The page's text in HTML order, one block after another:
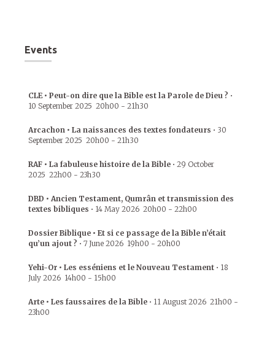
Events
CLE • Peut-on dire que la Bible est la Parole de Dieu ? •
10 September 2025 20h00 - 21h30
Arcachon • La naissances des textes fondateurs • 30
September 2025 20h00 - 21h30
RAF • La fabuleuse histoire de la Bible • 29 October
2025 22h00 - 23h30
DBD • Ancien Testament, Qumrân et transmission des
textes bibliques • 14 May 2026 20h00 - 22h00
Dossier Biblique • Et si ce passage de la Bible n’était
qu’un ajout ? • 7 June 2026 19h00 - 20h00
Yehi-Or • Les esséniens et le Nouveau Testament • 18
July 2026 14h00 - 15h00
Arte • Les faussaires de la Bible • 11 August 2026 21h00 -
23h00